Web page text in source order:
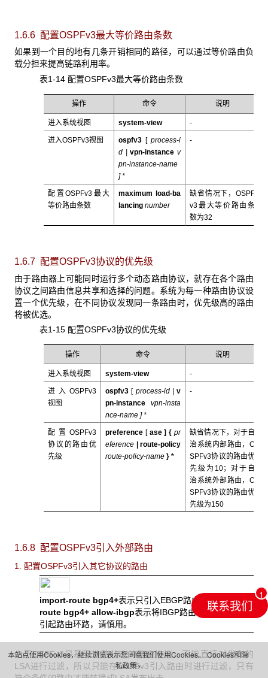
1.6.6 配置OSPFv3最大等价路由条数
如果到一个目的地有几条开销相同的路径，可以通过等价路由负
载分担来提高链路利用率。
表1-14 配置OSPFv3最大等价路由条数
操作 命令 说明
进入系统视图 system-view -
进入OSPFv3视图 ospfv3 [process-i
d |vpn-instance v
pn-instance-name
] *
-
配置OSPFv3最大
等价路由条数
maximum
load-ba
lancingnumber
缺省情况下，OSPF
v3最大等价路由条
数为32
1.6.7 配置OSPFv3协议的优先级
由于路由器上可能同时运行多个动态路由协议，就存在各个路由
协议之间路由信息共享和选择的问题。系统为每一种路由协议设
置一个优先级，在不同协议发现同一条路由时，优先级高的路由
将被优选。
表1-15 配置OSPFv3协议的优先级
操作 命令 说明
进入系统视图 system-view -
进入OSPFv3
视图
ospfv3[process-id | v
pn-instance
vpn-insta
nce-name ] *
-
配置OSPFv3
协议的路由优
先级
preference [ ase ] { pr
eference | route-policy
route-policy-name } *
缺省情况下，对于自
治系统内部路由，O
SPFv3协议的路由优
先级为10；对于自
治系统外部路由，O
SPFv3协议的路由优
先级为150
1.6.8 配置OSPFv3引入外部路由
1. 配置OSPFv3引入其它协议的路由
import-route bgp4+表示只引入EBGP路由；import-
route bgp4+ allow-ibgp表示将IBGP路由也引入，容易
引起路由环路，请慎用。
由于OSPFv3是基于链路状态的路由协议，不能直接对发布的
LSA进行过滤，所以只能在OSPFv3引入路由时进行过滤，只有
联系我们
本站点使用Cookies，继续浏览表示您同意我们使用Cookies。Cookies和隐
私政策>